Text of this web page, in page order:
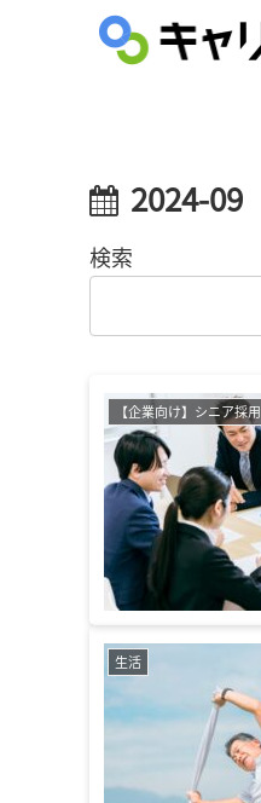
2024-09
検索
【企業向け】シニア採用
生活